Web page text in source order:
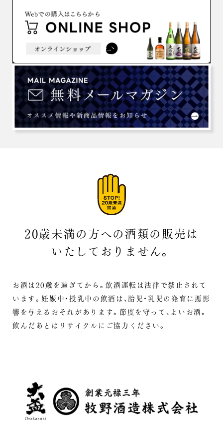
20歳未満の方への酒類の販売は
いたしておりません。
お酒は20歳を過ぎてから。飲酒運転は法律で禁止されて
います。 妊娠中・授乳中の飲酒は、胎児・乳児の発育に悪影
響を与えるおそれがあります。 節度を守って、よいお酒。
飲んだあとはリサイクルにご協力ください。